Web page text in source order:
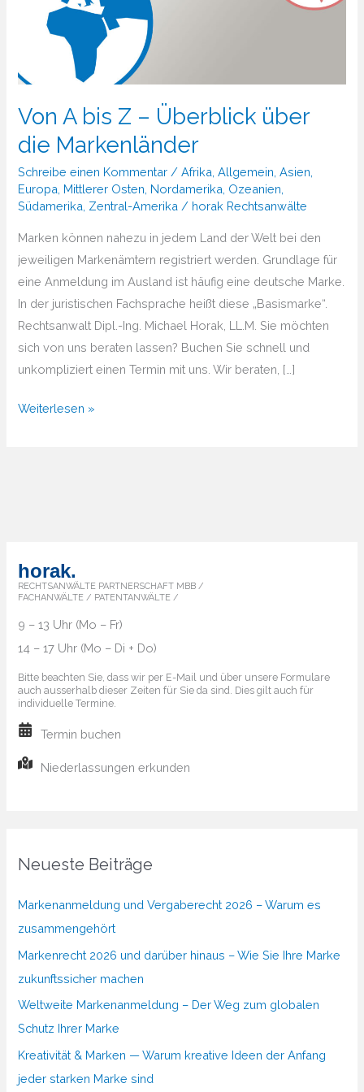
Von A bis Z – Überblick über
die Markenländer
Schreibe einen Kommentar /Afrika ,Allgemein ,Asien
Europa Mittlerer Osten Nordamerika Ozeanien
Südamerika Zentral-Amerika / horak Rechtsanwälte
Marken können nahezu in jedem Land der Welt bei den
jeweiligen Markenämtern registriert werden. Grundlage für
eine Anmeldung im Ausland ist häufig eine deutsche Marke.
In der juristischen Fachsprache heißt diese „Basismarke“.
Rechtsanwalt Dipl.-Ing. Michael Horak, LL.M. Sie möchten
sich von uns beraten lassen? Buchen Sie schnell und
unkompliziert einen Termin mit uns. Wir beraten, […]
Von
die
Markenländer
Weiterlesen »
horak.
RECHTSANWÄLTE PARTNERSCHAFT MBB /
FACHANWÄLTE / PATENTANWÄLTE /
9 – 13 Uhr (Mo – Fr)
14 – 17 Uhr (Mo – Di + Do)
Bitte beachten Sie, dass wir per E-Mail und über unsere Formulare
auch ausserhalb dieser Zeiten für Sie da sind. Dies gilt auch für
individuelle Termine.
Termin buchen
Niederlassungen erkunden
Neueste Beiträge
Markenanmeldung und Vergaberecht 2026 – Warum es
zusammengehört
Markenrecht 2026 und darüber hinaus – Wie Sie Ihre Marke
zukunftssicher machen
Weltweite Markenanmeldung – Der Weg zum globalen
Schutz Ihrer Marke
Kreativität & Marken — Warum kreative Ideen der Anfang
jeder starken Marke sind